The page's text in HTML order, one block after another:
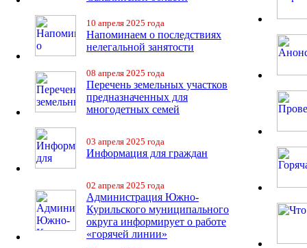
10 апреля 2025 года
Напоминаем о последствиях
нелегальной занятости
08 апреля 2025 года
Перечень земельных участков
предназначенных для
многодетных семей
03 апреля 2025 года
Информация для граждан
02 апреля 2025 года
Администрация Южно-
Курильского муниципального
округа информирует о работе
«горячей линии»